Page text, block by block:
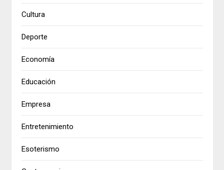
Cultura
Deporte
Economía
Educación
Empresa
Entretenimiento
Esoterismo